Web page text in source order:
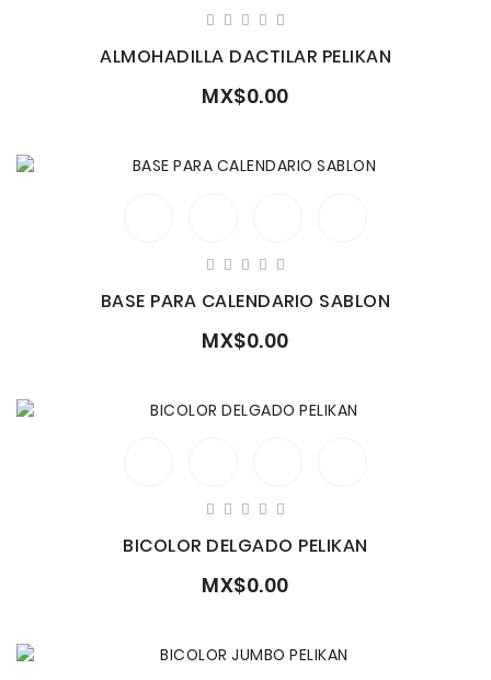
ALMOHADILLA DACTILAR PELIKAN
MX$0.00
BASE PARA CALENDARIO SABLON
MX$0.00
BICOLOR DELGADO PELIKAN
MX$0.00